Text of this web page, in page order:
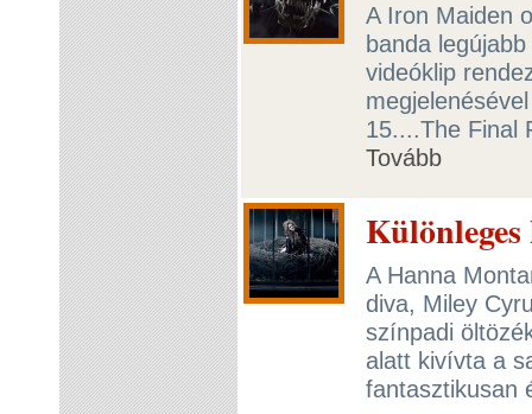
A Iron Maiden
banda
videóklip
15....The Final
Tovább
A Hanna
diva, Miley
színpadi
alatt kivívta a
fantasztikusan